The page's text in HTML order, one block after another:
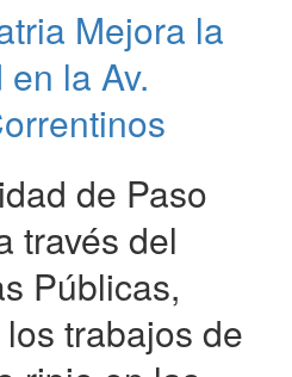
Mejora la
la Av.
de Paso
través del
Públicas,
trabajos de